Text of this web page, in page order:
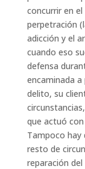
concurrir en
perpetración
adicción y el
cuando eso
defensa
encaminada
delito, su
que actuó
Tampoco hay
resto de
reparación